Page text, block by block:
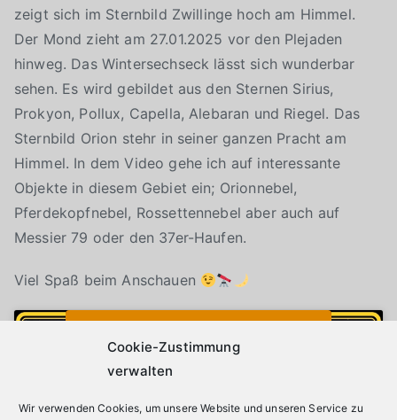
Cookie-Zustimmung
verwalten
Wir verwenden Cookies, um unsere Website und unseren Service zu
zeigt sich im Sternbild Zwillinge hoch am Himmel.
Der Mond zieht am 27.01.2025 vor den Plejaden
hinweg. Das Wintersechseck lässt sich wunderbar
sehen. Es wird gebildet aus den Sternen Sirius,
Prokyon, Pollux, Capella, Alebaran und Riegel. Das
Sternbild Orion stehr in seiner ganzen Pracht am
Himmel. In dem Video gehe ich auf interessante
Objekte in diesem Gebiet ein; Orionnebel,
Pferdekopfnebel, Rossettennebel aber auch auf
Messier 79 oder den 37er-Haufen.
Viel Spaß beim Anschauen
Klicke auf "Ich stimme zu", um Youtube zu
aktivieren
Cookie-Richtlinie
Ich stimme zu